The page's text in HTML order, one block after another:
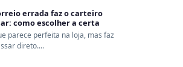
errada faz o carteiro
como escolher a certa
parece perfeita na loja, mas faz
direto....